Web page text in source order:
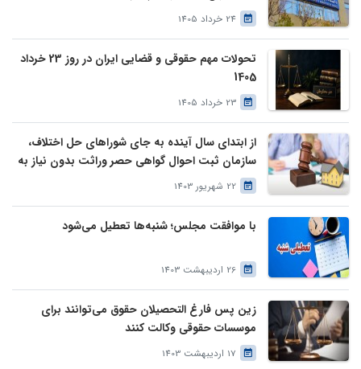
24 خرداد 1405
تحولات مهم حقوقی و قضایی ایران در روز 23 خرداد
1405
23 خرداد 1405
از ابتدای سال آینده به جای شوراهای حل اختلاف،
سازمان ثبت احوال گواهی حصر وراثت بدون نیاز به
درخواست وراث صادر خواهد کرد
22 شهریور 1403
با موافقت مجلس؛ شنبه‌ها تعطیل می‌شود
26 اردیبهشت 1403
زین پس فارغ التحصیلان حقوق می‌توانند برای
موسسات حقوقی وکالت کنند
17 اردیبهشت 1403